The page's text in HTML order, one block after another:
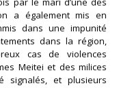
a également mis en
dans une impunité
dans la région,
cas de violences
Meitei et des milices
signalés, et plusieurs